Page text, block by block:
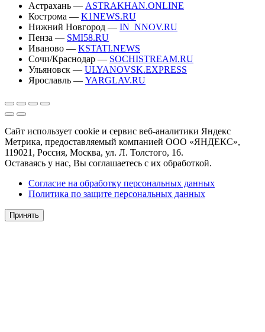
Астрахань — ASTRAKHAN.ONLINE
Кострома — K1NEWS.RU
Нижний Новгород — IN_NNOV.RU
Пенза — SMI58.RU
Иваново — KSTATI.NEWS
Сочи/Краснодар — SOCHISTREAM.RU
Ульяновск — ULYANOVSK.EXPRESS
Ярославль — YARGLAV.RU
Сайт использует cookie и сервис веб-аналитики Яндекс
Метрика, предоставляемый компанией ООО «ЯНДЕКС»,
119021, Россия, Москва, ул. Л. Толстого, 16.
Оставаясь у нас, Вы соглашаетесь с их обработкой.
Согласие на обработку персональных данных
Политика по защите персональных данных
Принять